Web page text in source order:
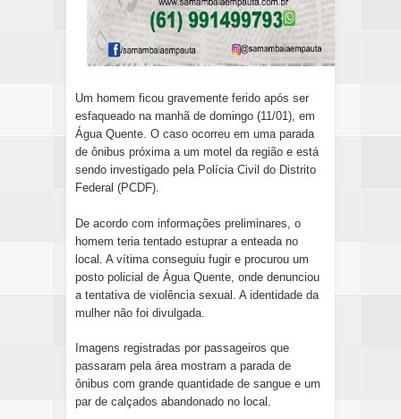
Um homem ficou gravemente ferido após ser
esfaqueado na manhã de domingo (11/01), em
Água Quente. O caso ocorreu em uma parada
de ônibus próxima a um motel da região e está
sendo investigado pela Polícia Civil do Distrito
Federal (PCDF).
De acordo com informações preliminares, o
homem teria tentado estuprar a enteada no
local. A vítima conseguiu fugir e procurou um
posto policial de Água Quente, onde denunciou
a tentativa de violência sexual. A identidade da
mulher não foi divulgada.
Imagens registradas por passageiros que
passaram pela área mostram a parada de
ônibus com grande quantidade de sangue e um
par de calçados abandonado no local.